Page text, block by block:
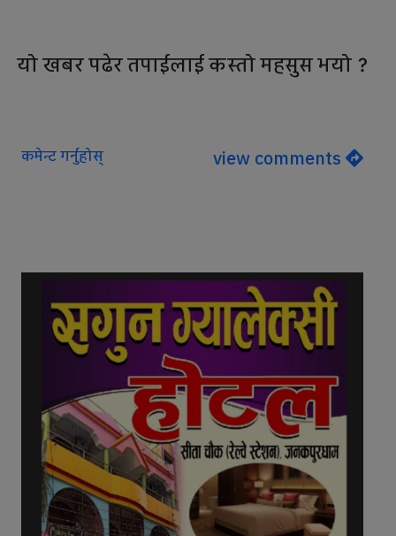
यो खबर पढेर तपाईलाई कस्तो महसुस भयो ?
कमेन्ट गर्नुहोस् view comments